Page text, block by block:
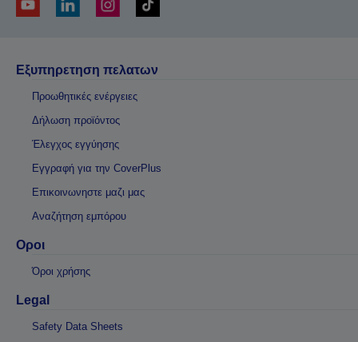
Εξυπηρετηση πελατων
Προωθητικές ενέργειες
Δήλωση προϊόντος
Έλεγχος εγγύησης
Εγγραφή για την CoverPlus
Επικοινωνηστε μαζι μας
Αναζήτηση εμπόρου
Οροι
Όροι χρήσης
Legal
Safety Data Sheets